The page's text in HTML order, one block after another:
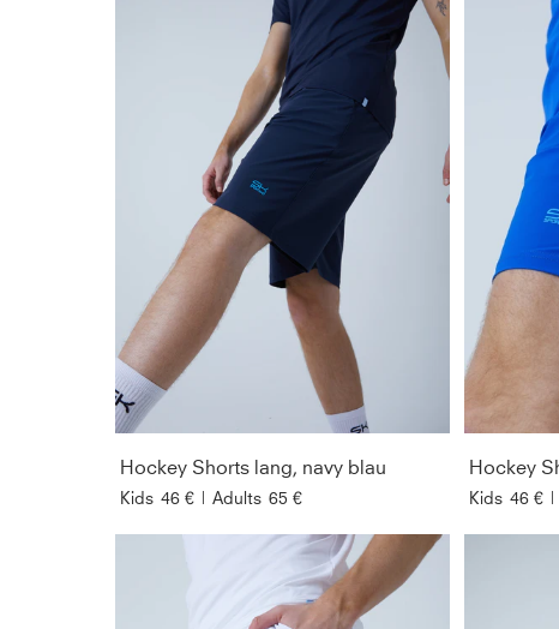
Hockey Shorts lang, navy blau
Kids 46 € | Adults 65 €
Hockey
Kids 46 € |